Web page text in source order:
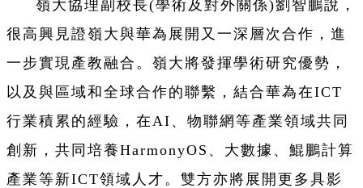
嶺大協理副校長(學術及對外關係)劉智鵬說，
很高興見證嶺大與華為展開又一深層次合作，進
一步實現產教融合。嶺大將發揮學術研究優勢，
以及與區域和全球合作的聯繫，結合華為在ICT
行業積累的經驗，在AI、物聯網等產業領域共同
創新，共同培養HarmonyOS、大數據、鯤鵬計算
產業等新ICT領域人才。雙方亦將展開更多具影